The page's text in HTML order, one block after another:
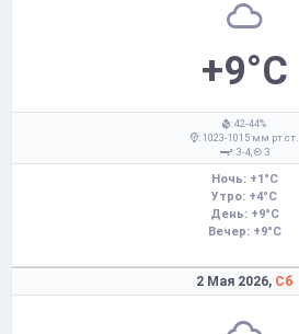
+9°C
: 42-44%
: 1023-1015 мм рт.ст.
: 3-4,
З
Ночь: +1°C
Утро: +4°C
День: +9°C
Вечер: +9°C
2 Мая 2026, Сб